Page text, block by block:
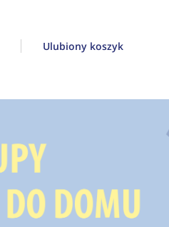
Ulubiony koszyk